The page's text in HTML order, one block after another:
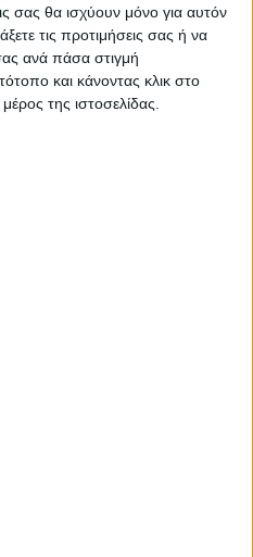
σας θα ισχύουν μόνο για αυτόν
τις προτιμήσεις σας ή να
ανά πάσα στιγμή
και κάνοντας κλικ στο
της ιστοσελίδας.